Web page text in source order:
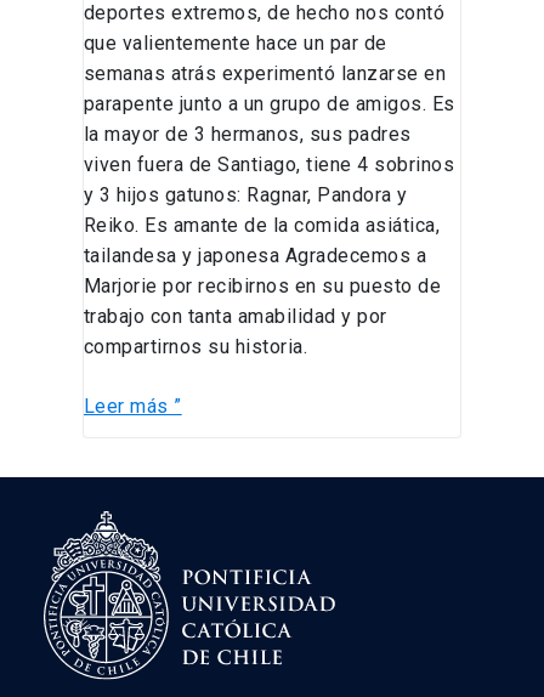
deportes extremos, de hecho nos contó
que valientemente hace un par de
semanas atrás experimentó lanzarse en
parapente junto a un grupo de amigos. Es
la mayor de 3 hermanos, sus padres
viven fuera de Santiago, tiene 4 sobrinos
y 3 hijos gatunos: Ragnar, Pandora y
Reiko. Es amante de la comida asiática,
tailandesa y japonesa Agradecemos a
Marjorie por recibirnos en su puesto de
trabajo con tanta amabilidad y por
compartirnos su historia.
Leer más ”